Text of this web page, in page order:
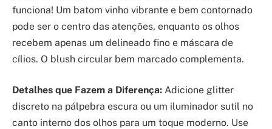
funciona! Um batom vinho vibrante e bem contornado
pode ser o centro das atenções, enquanto os olhos
recebem apenas um delineado fino e máscara de
cílios. O blush circular bem marcado complementa.
Detalhes que Fazem a Diferença: Adicione glitter
discreto na pálpebra escura ou um iluminador sutil no
canto interno dos olhos para um toque moderno. Use